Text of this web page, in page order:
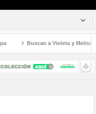
Buscan a Violeta y Melissa;